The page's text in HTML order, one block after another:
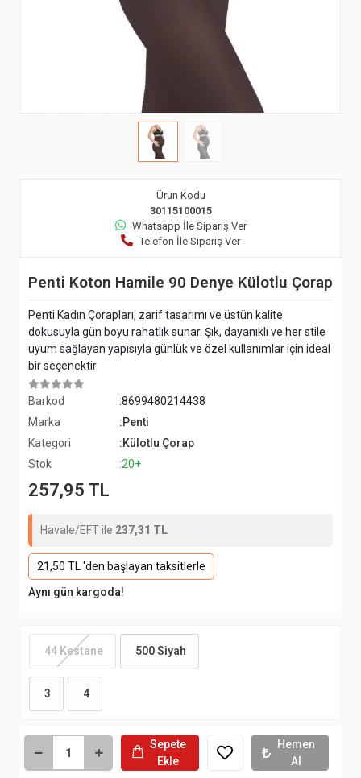
Ürün Kodu
30115100015
Whatsapp İle Sipariş Ver
Telefon İle Sipariş Ver
Penti Koton Hamile 90 Denye Külotlu Çorap
Penti Kadın Çorapları, zarif tasarımı ve üstün kalite
dokusuyla gün boyu rahatlık sunar. Şık, dayanıklı ve her stile
uyum sağlayan yapısıyla günlük ve özel kullanımlar için ideal
bir seçenektir
Barkod
:8699480214438
Marka
:Penti
Kategori
:Külotlu Çorap
Stok
:20+
257,95 TL
Havale/EFT ile 237,31 TL
21,50 TL 'den başlayan taksitlerle
Aynı gün kargoda!
44 Kestane 500 Siyah
3 4
Sepete
Ekle
Hemen
Al